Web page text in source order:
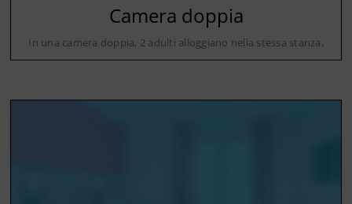
Camera doppia
In una camera doppia, 2 adulti alloggiano nella stessa stanza.